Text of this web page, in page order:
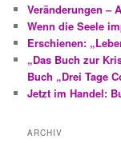
Veränderungen –
Wenn die Seele
Erschienen:
„Das Buch zur
Buch „Drei Tage
Jetzt im Handel:
ARCHIV